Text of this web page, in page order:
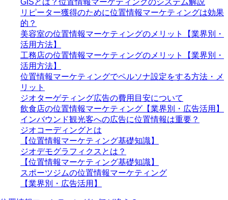
GISとは？位置情報マーケティングのシステム解説
リピーター獲得のために位置情報マーケティングは効果
的？
美容室の位置情報マーケティングのメリット【業界別・
活用方法】
工務店の位置情報マーケティングのメリット【業界別・
活用方法】
位置情報マーケティングでペルソナ設定をする方法・メ
リット
ジオターゲティング広告の費用目安について
飲食店の位置情報マーケティング【業界別・広告活用】
インバウンド観光客への広告に位置情報は重要？
ジオコーディングとは
【位置情報マーケティング基礎知識】
ジオデモグラフィクスとは？
【位置情報マーケティング基礎知識】
スポーツジムの位置情報マーケティング
【業界別・広告活用】